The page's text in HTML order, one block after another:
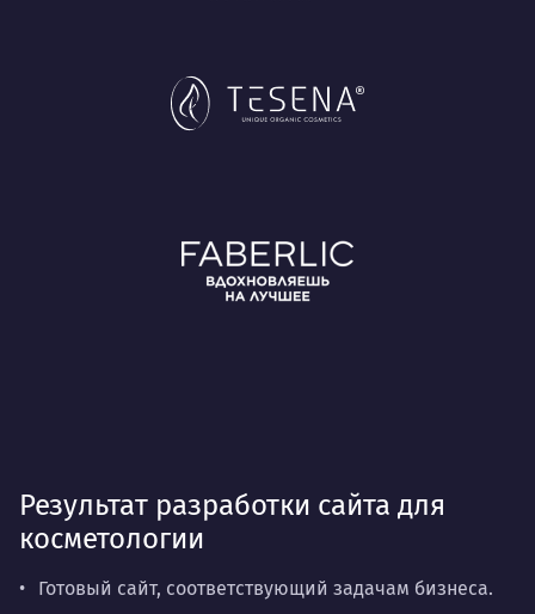
Результат разработки сайта для
косметологии
Готовый сайт, соответствующий задачам бизнеса.